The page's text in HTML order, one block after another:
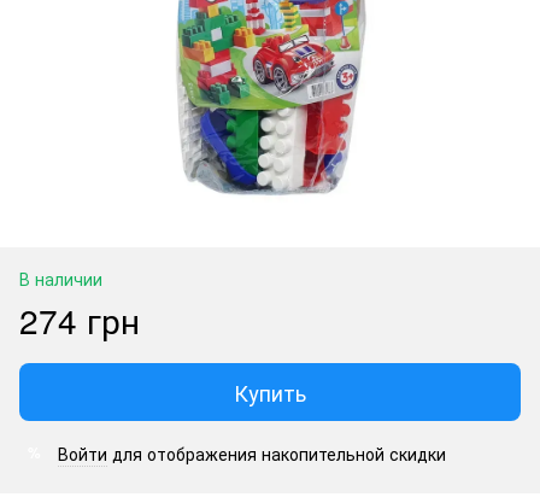
В наличии
274 грн
Купить
Войти для отображения накопительной скидки